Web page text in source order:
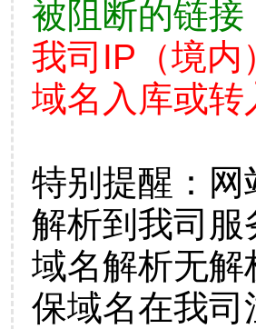
被阻断的链接
我司IP（境内
域名入库或
特别提醒：
解析到我司
域名解析无
保域名在我